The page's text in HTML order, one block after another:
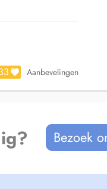
Aanbevelingen
Bezoek